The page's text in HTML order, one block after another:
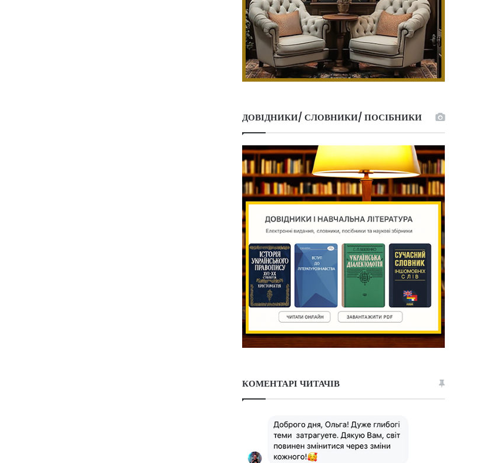
ДОВІДНИКИ/ СЛОВНИКИ/ ПОСІБНИКИ
КОМЕНТАРІ ЧИТАЧІВ